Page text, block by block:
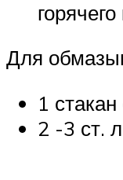
Для
1
2 -3 ст.